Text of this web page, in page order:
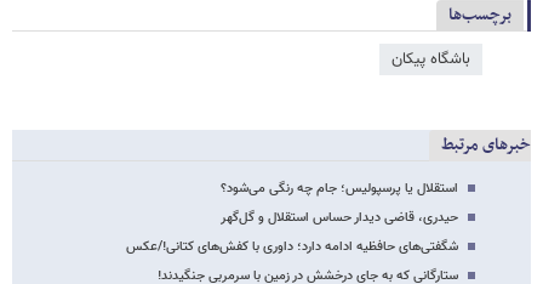
برچسب‌ها
باشگاه پیکان
خبرهای مرتبط
استقلال یا پرسپولیس؛ جام چه رنگی می‌شود؟
حیدری، قاضی دیدار حساس استقلال و گل‌گهر
شگفتی‌های حافظیه ادامه دارد؛ داوری با کفش‌های کتانی!/عکس
ستارگانی که به جای درخشش در زمین با سرمربی جنگیدند!